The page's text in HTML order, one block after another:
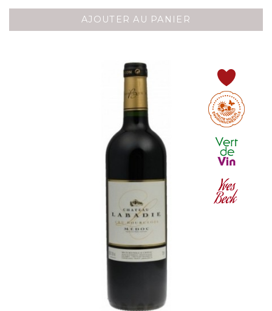
AJOUTER AU PANIER